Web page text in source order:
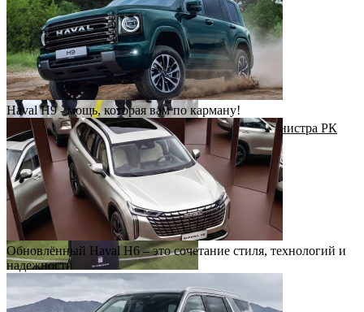
Рабочий визит Первого заместителя Премьер-министра РК
Н.Налибаева на завод КАИК
Футбольный драйв с Haval Virazh!
Haval H9 - мощь, которая вам по карману!
Обновлённый Haval H6 – это сочетание стиля, технологий и
надежности